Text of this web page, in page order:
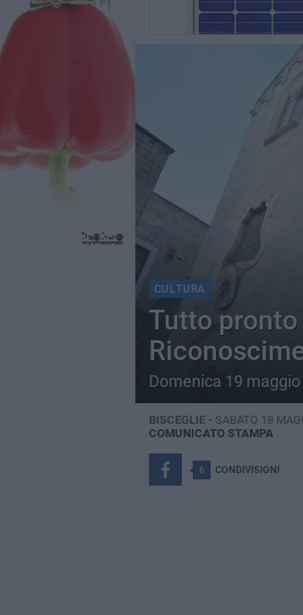
CULTURA
Tutto pronto
Domenica 19
BISCEGLIE - SABATO 18
COMUNICATO STAMPA
6 CONDIVISIONI